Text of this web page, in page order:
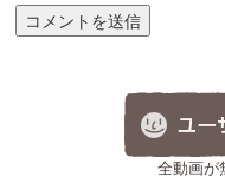
全動画が